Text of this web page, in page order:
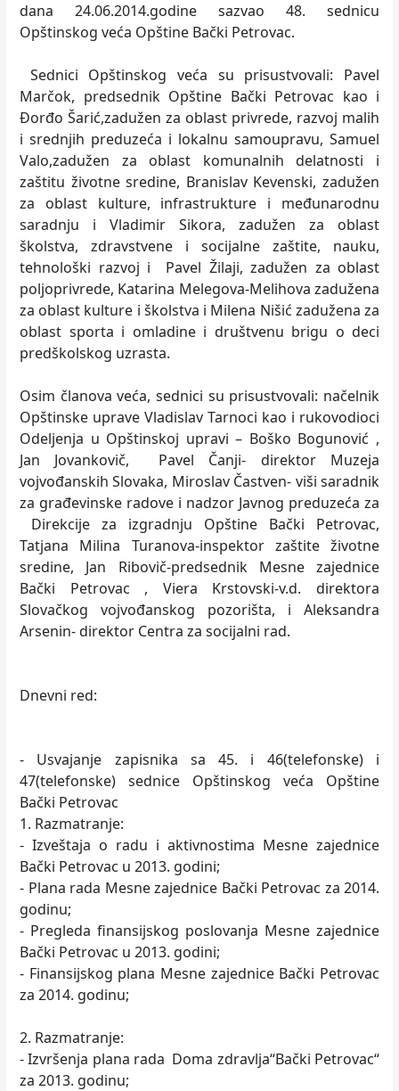
dana 24.06.2014.godine sazvao 48. sednicu
Opštinskog veća Opštine Bački Petrovac.
Sednici Opštinskog veća su prisustvovali: Pavel
Marčok, predsednik Opštine Bački Petrovac kao i
Đorđo Šarić,zadužen za oblast privrede, razvoj malih
i srednjih preduzeća i lokalnu samoupravu, Samuel
Valo,zadužen za oblast komunalnih delatnosti i
zaštitu životne sredine, Branislav Kevenski, zadužen
za oblast kulture, infrastrukture i međunarodnu
saradnju i Vladimir Sikora, zadužen za oblast
školstva, zdravstvene i socijalne zaštite, nauku,
tehnološki razvoj i Pavel Žilaji, zadužen za oblast
poljoprivrede, Katarina Melegova-Melihova zadužena
za oblast kulture i školstva i Milena Nišić zadužena za
oblast sporta i omladine i društvenu brigu o deci
predškolskog uzrasta.
Osim članova veća, sednici su prisustvovali: načelnik
Opštinske uprave Vladislav Tarnoci kao i rukovodioci
Odeljenja u Opštinskoj upravi – Boško Bogunović ,
Jan Jovankovič, Pavel Čanji- direktor Muzeja
vojvođanskih Slovaka, Miroslav Častven- viši saradnik
za građevinske radove i nadzor Javnog preduzeća za
Direkcije za izgradnju Opštine Bački Petrovac,
Tatjana Milina Turanova-inspektor zaštite životne
sredine, Jan Ribovič-predsednik Mesne zajednice
Bački Petrovac , Viera Krstovski-v.d. direktora
Slovačkog vojvođanskog pozorišta, i Aleksandra
Arsenin- direktor Centra za socijalni rad.
Dnevni red:
- Usvajanje zapisnika sa 45. i 46(telefonske) i
47(telefonske) sednice Opštinskog veća Opštine
Bački Petrovac
1. Razmatranje:
- Izveštaja o radu i aktivnostima Mesne zajednice
Bački Petrovac u 2013. godini;
- Plana rada Mesne zajednice Bački Petrovac za 2014.
godinu;
- Pregleda finansijskog poslovanja Mesne zajednice
Bački Petrovac u 2013. godini;
- Finansijskog plana Mesne zajednice Bački Petrovac
za 2014. godinu;
2. Razmatranje:
- Izvršenja plana rada Doma zdravlja“Bački Petrovac“
za 2013. godinu;